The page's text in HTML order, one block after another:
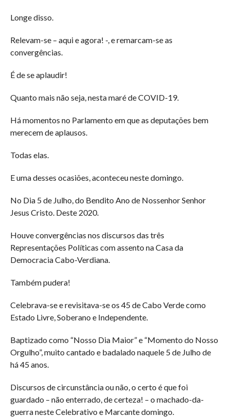
Longe disso.
Relevam-se – aqui e agora! -, e remarcam-se as
convergências.
É de se aplaudir!
Quanto mais não seja, nesta maré de COVID-19.
Há momentos no Parlamento em que as deputações bem
merecem de aplausos.
Todas elas.
E uma desses ocasiões, aconteceu neste domingo.
No Dia 5 de Julho, do Bendito Ano de Nossenhor Senhor
Jesus Cristo. Deste 2020.
Houve convergências nos discursos das três
Representações Políticas com assento na Casa da
Democracia Cabo-Verdiana.
Também pudera!
Celebrava-se e revisitava-se os 45 de Cabo Verde como
Estado Livre, Soberano e Independente.
Baptizado como “Nosso Dia Maior” e “Momento do Nosso
Orgulho”, muito cantado e badalado naquele 5 de Julho de
há 45 anos.
Discursos de circunstância ou não, o certo é que foi
guardado – não enterrado, de certeza! – o machado-da-
guerra neste Celebrativo e Marcante domingo.